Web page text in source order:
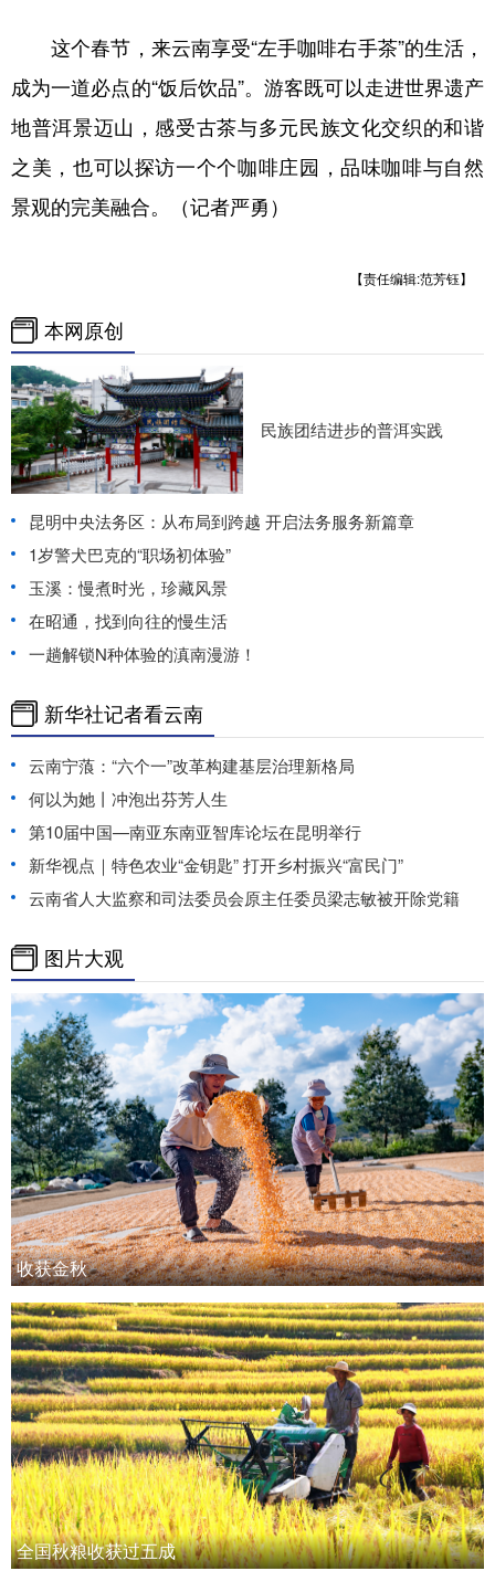
这个春节，来云南享受“左手咖啡右手茶”的生活，
成为一道必点的“饭后饮品”。游客既可以走进世界遗产
地普洱景迈山，感受古茶与多元民族文化交织的和谐
之美，也可以探访一个个咖啡庄园，品味咖啡与自然
景观的完美融合。（记者严勇）
【责任编辑:范芳钰】
本网原创
民族团结进步的普洱实践
昆明中央法务区：从布局到跨越 开启法务服务新篇章
1岁警犬巴克的“职场初体验”
玉溪：慢煮时光，珍藏风景
在昭通，找到向往的慢生活
一趟解锁N种体验的滇南漫游！
新华社记者看云南
云南宁蒗：“六个一”改革构建基层治理新格局
何以为她丨冲泡出芬芳人生
第10届中国—南亚东南亚智库论坛在昆明举行
新华视点｜特色农业“金钥匙” 打开乡村振兴“富民门”
云南省人大监察和司法委员会原主任委员梁志敏被开除党籍
图片大观
收获金秋
全国秋粮收获过五成